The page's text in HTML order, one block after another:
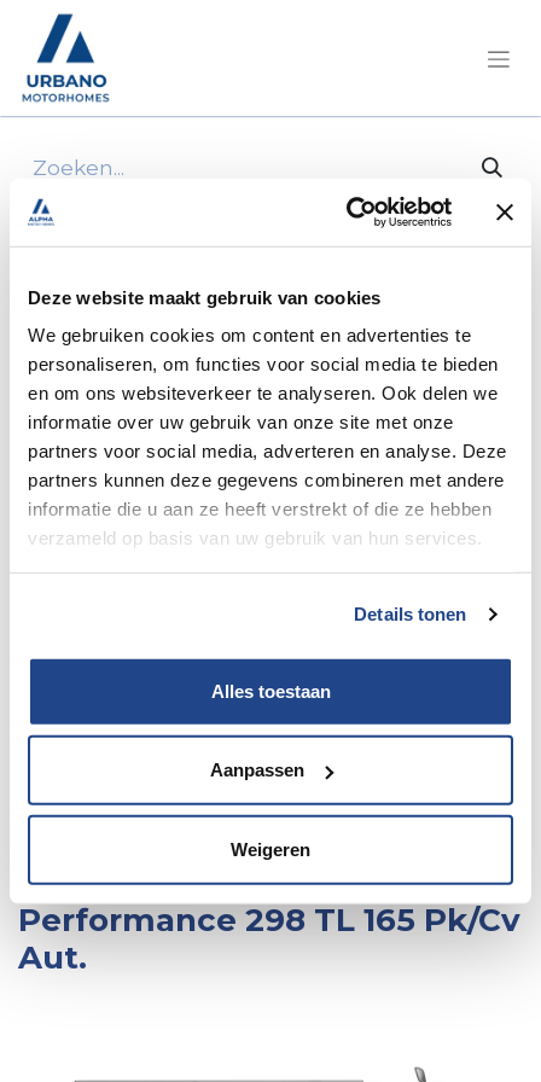
Deze website maakt gebruik van cookies
We gebruiken cookies om content en advertenties te
personaliseren, om functies voor social media te bieden
en om ons websiteverkeer te analyseren. Ook delen we
informatie over uw gebruik van onze site met onze
partners voor social media, adverteren en analyse. Deze
partners kunnen deze gegevens combineren met andere
informatie die u aan ze heeft verstrekt of die ze hebben
verzameld op basis van uw gebruik van hun services.
Details tonen
Alles toestaan
Aanpassen
Weigeren
Alle producten
Roller Team Kronos Performance 298 TL 165
Roller Team Kronos
Performance 298 TL 165 Pk/Cv
Aut.